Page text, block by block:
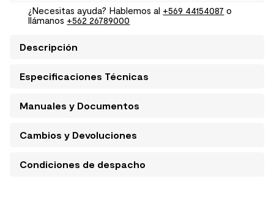
¿Necesitas ayuda? Hablemos al +569 44154087 o
llámanos +562 26789000
Descripción
Especificaciones Técnicas
Manuales y Documentos
Cambios y Devoluciones
Condiciones de despacho